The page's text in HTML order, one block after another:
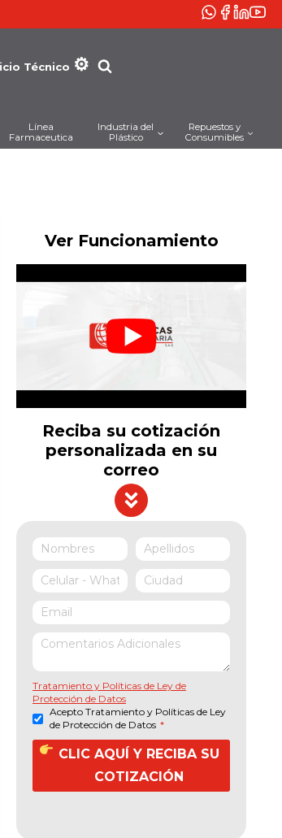
Técnico
Línea
Farmaceutica
Industria del
Plástico
Repuestos y
Consumibles
Ver Funcionamiento
Reciba su cotización
personalizada en su
correo
Tratamiento y Políticas de Ley de
Protección de Datos
Acepto Tratamiento y Políticas de Ley
de Protección de Datos *
CLIC AQUÍ Y RECIBA SU
COTIZACIÓN